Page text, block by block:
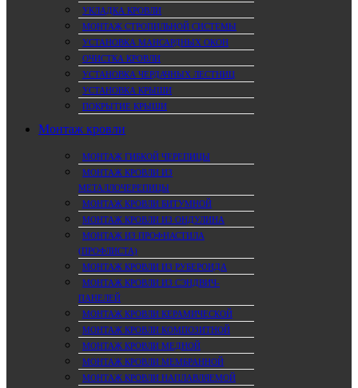
УКЛАДКА КРОВЛИ
МОНТАЖ СТРОПИЛЬНОЙ СИСТЕМЫ
УСТАНОВКА МАНСАРДНЫХ ОКОН
ОЧИСТКА КРОВЛИ
УСТАНОВКА ЧЕРДАЧНЫХ ЛЕСТНИЦ
УСТАНОВКА КРЫШИ
ПОКРЫТИЕ КРЫШИ
Монтаж кровли
МОНТАЖ ГИБКОЙ ЧЕРЕПИЦЫ
МОНТАЖ КРОВЛИ ИЗ
МЕТАЛЛОЧЕРЕПИЦЫ
МОНТАЖ КРОВЛИ БИТУМНОЙ
МОНТАЖ КРОВЛИ ИЗ ОНДУЛИНА
МОНТАЖ ИЗ ПРОФНАСТИЛА
(ПРОФЛИСТА)
МОНТАЖ КРОВЛИ ИЗ РУБЕРОИДА
МОНТАЖ КРОВЛИ ИЗ СЭНДВИЧ-
ПАНЕЛЕЙ
МОНТАЖ КРОВЛИ КЕРАМИЧЕСКОЙ
МОНТАЖ КРОВЛИ КОМПОЗИТНОЙ
МОНТАЖ КРОВЛИ МЕДНОЙ
МОНТАЖ КРОВЛИ МЕМБРАННОЙ
МОНТАЖ КРОВЛИ НАПЛАВЛЯЕМОЙ